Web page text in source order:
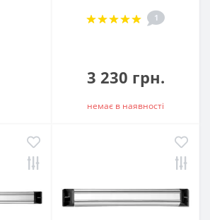
1
3 230 грн.
немає в наявностi